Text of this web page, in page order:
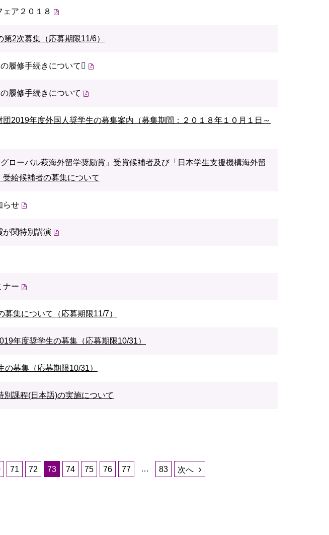
ア２０１８
2次募集（応募期限11/6）
履修手続きについて
履修手続きについて
2019年度外国人奨学生の募集案内（募集期間：２０１８年１０月１日～
ローバル萩海外留学奨励賞」受賞候補者及び「日本学生支援機構海外留
給候補者の募集について
らせ
が関特別講演
ナー
集について（応募期限11/7）
年度奨学生の募集（応募期限10/31）
募集（応募期限10/31）
課程(日本語)の実施について
71 72 73 74 75 76 77 … 83 次へ